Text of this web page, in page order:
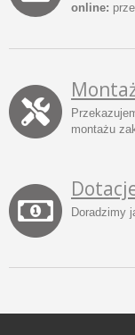
online:
montażu
Doradzimy